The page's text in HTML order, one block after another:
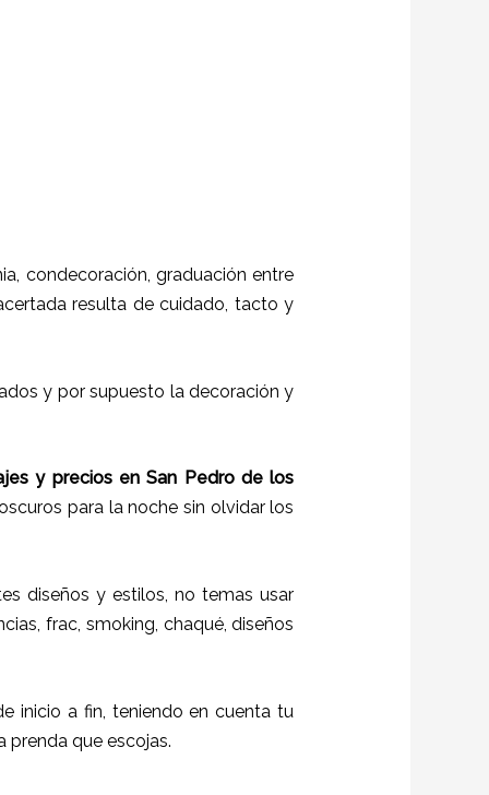
condecoración, graduación entre
resulta de cuidado, tacto y
y por supuesto la decoración y
y precios enSan Pedro de los
para la noche sin olvidar los
diseños y estilos, no temas usar
frac, smoking, chaqué, diseños
inicio a fin, teniendo en cuenta tu
prenda que escojas.